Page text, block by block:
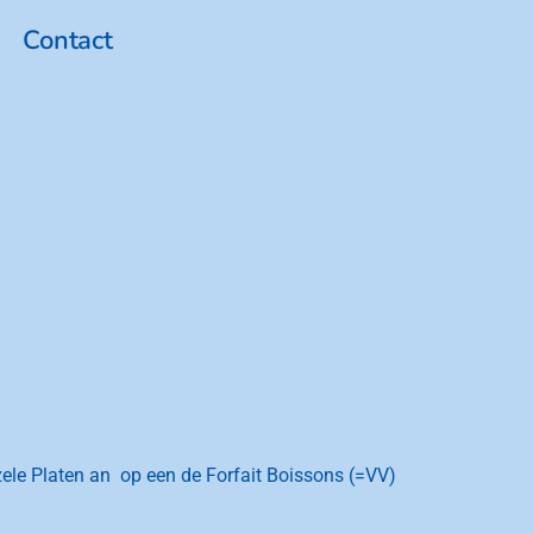
Contact
Platen an op een de Forfait Boissons (=VV)